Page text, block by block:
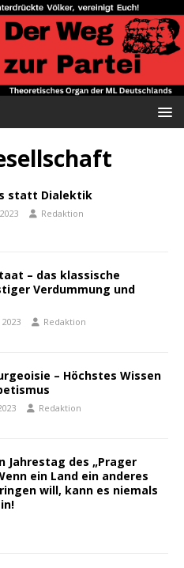
statt Dialektik
Redaktion
– das klassische
Verdummung und
Redaktion
– Höchstes Wissen
Redaktion
Jahrestag des „Prager
ein Land ein anderes
will, kann es niemals